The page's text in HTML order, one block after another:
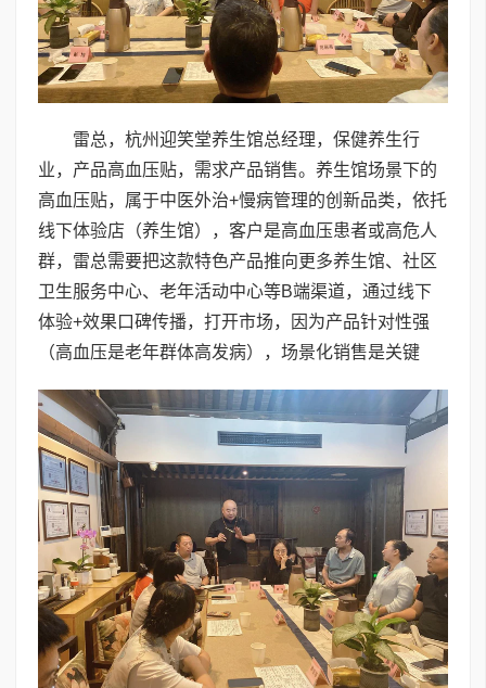
雷总，杭州迎笑堂养生馆总经理，保健养生行
业，产品高血压贴，需求产品销售。养生馆场景下的
高血压贴，属于中医外治+慢病管理的创新品类，依托
线下体验店（养生馆），客户是高血压患者或高危人
群，雷总需要把这款特色产品推向更多养生馆、社区
卫生服务中心、老年活动中心等B端渠道，通过线下
体验+效果口碑传播，打开市场，因为产品针对性强
（高血压是老年群体高发病），场景化销售是关键